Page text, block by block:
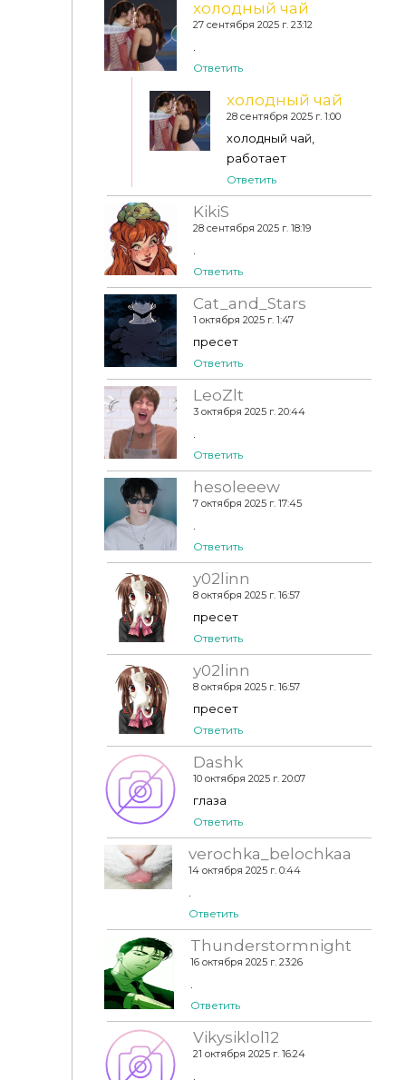
холодный чай
27 сентября 2025 г. 23:12
Ответить
холодный чай
28 сентября 2025 г. 1:00
холодный чай,
работает
Ответить
KikiS
28 сентября 2025 г. 18:19
Ответить
Cat_and_Stars
1 октября 2025 г. 1:47
пресет
Ответить
LeoZlt
3 октября 2025 г. 20:44
Ответить
hesoleeew
7 октября 2025 г. 17:45
Ответить
y02linn
8 октября 2025 г. 16:57
пресет
Ответить
y02linn
8 октября 2025 г. 16:57
пресет
Ответить
Dashk
10 октября 2025 г. 20:07
глаза
Ответить
verochka_belochkaa
14 октября 2025 г. 0:44
Ответить
Thunderstormnight
16 октября 2025 г. 23:26
Ответить
Vikysiklol12
21 октября 2025 г. 16:24